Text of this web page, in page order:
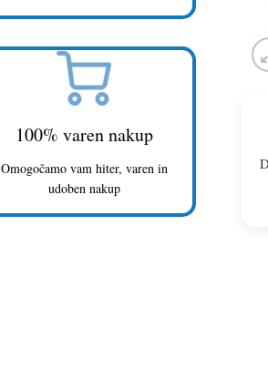
100% varen nakup
Omogočamo vam hiter, varen in
udoben nakup